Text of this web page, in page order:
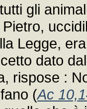
gli
Legge,
dato
rispose :
(Ac